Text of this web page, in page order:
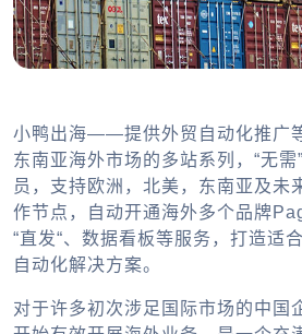
小鸭出海——提供外贸自动化推广
东南亚海外市场的多站系列，“无
员，支持欧洲，北美，东南亚及未
作节点，自动开通海外多个品牌
“直发“、数据看板等服务，打造适
自动化解决方案。
对于许多初次涉足国际市场的中国